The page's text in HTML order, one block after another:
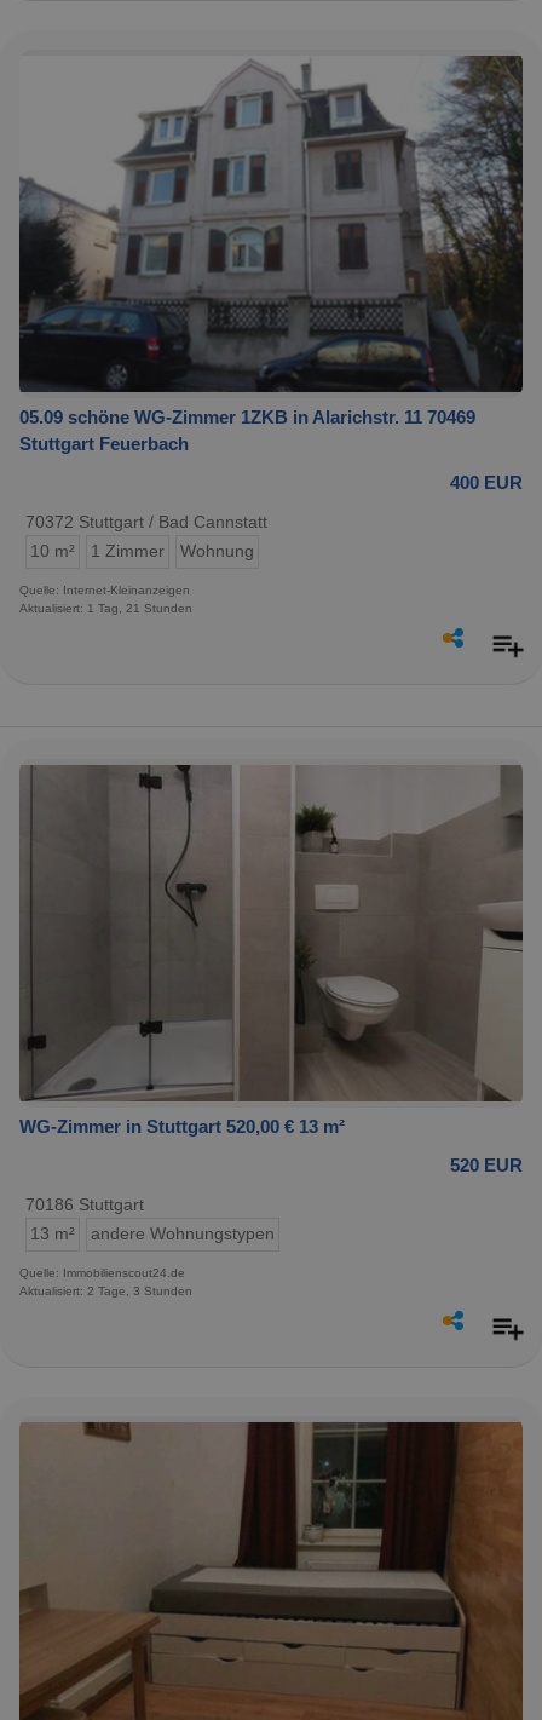
05.09 schöne WG-Zimmer 1ZKB in Alarichstr. 11 70469
Stuttgart Feuerbach
400 EUR
70372 Stuttgart / Bad Cannstatt
10 m²
1 Zimmer Wohnung
Quelle: Internet-Kleinanzeigen
Aktualisiert: 1 Tag, 21 Stunden
WG-Zimmer in Stuttgart 520,00 € 13 m²
520 EUR
70186 Stuttgart
13 m²
andere Wohnungstypen
Quelle: Immobilienscout24.de
Aktualisiert: 2 Tage, 3 Stunden